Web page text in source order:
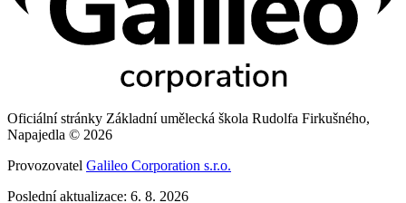
Oficiální stránky Základní umělecká škola Rudolfa Firkušného,
Napajedla © 2026
Provozovatel Galileo Corporation s.r.o.
Poslední aktualizace: 6. 8. 2026